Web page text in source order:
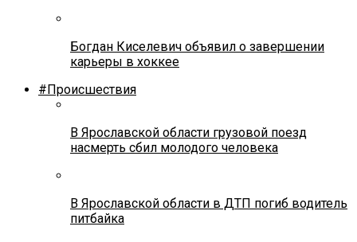
Богдан Киселевич объявил о завершении
карьеры в хоккее
#Происшествия
В Ярославской области грузовой поезд
насмерть сбил молодого человека
В Ярославской области в ДТП погиб водитель
питбайка